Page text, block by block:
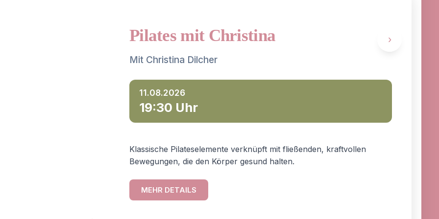
Pilates mit Christina
Mit Christina Dilcher
11.08.2026
19:30 Uhr
Klassische Pilateselemente verknüpft mit fließenden, kraftvollen
Bewegungen, die den Körper gesund halten.
MEHR DETAILS
›